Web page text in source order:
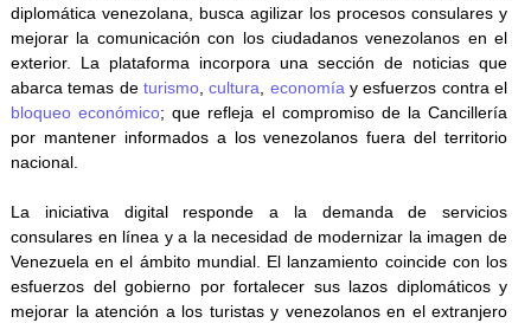
diplomática venezolana, busca agilizar los procesos consulares y
mejorar la comunicación con los ciudadanos venezolanos en el
exterior. La plataforma incorpora una sección de noticias que
abarca temas de turismo ,cultura economía y esfuerzos contra el
bloqueo económico; que refleja el compromiso de la Cancillería
por mantener informados a los venezolanos fuera del territorio
nacional.
La iniciativa digital responde a la demanda de servicios
consulares en línea y a la necesidad de modernizar la imagen de
Venezuela en el ámbito mundial. El lanzamiento coincide con los
esfuerzos del gobierno por fortalecer sus lazos diplomáticos y
mejorar la atención a los turistas y venezolanos en el extranjero